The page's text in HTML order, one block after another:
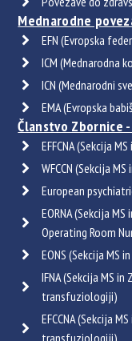
Mednarodne
EFN (Evropska
ICM (Mednarodna
ICN (Mednarodni
EMA (Evropska
Članstvo Zbornice
EFFCNA (Sekcija
WFCCN (Sekcija
European
EORNA (Sekcija
Operating Room
EONS (Sekcija MS
IFNA (Sekcija MS
transfuziologiji)
EFCCNA (Sekcija
transfuziologiji)